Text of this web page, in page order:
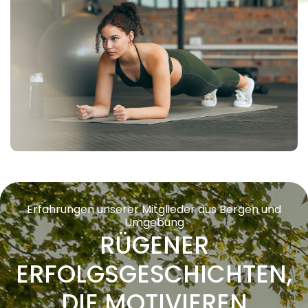
RÜGENER
ERFOLGSGESCHICHTEN,
Erfahrungen unserer Mitglieder aus Bergen und
Umgebung